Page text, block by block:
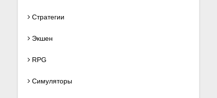
Стратегии
Экшен
RPG
Симуляторы